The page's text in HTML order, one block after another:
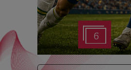
6